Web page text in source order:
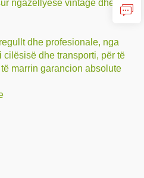
ngazëllyese vintage dhe
dhe profesionale, nga
dhe transporti, për të
marrin garancion absolute